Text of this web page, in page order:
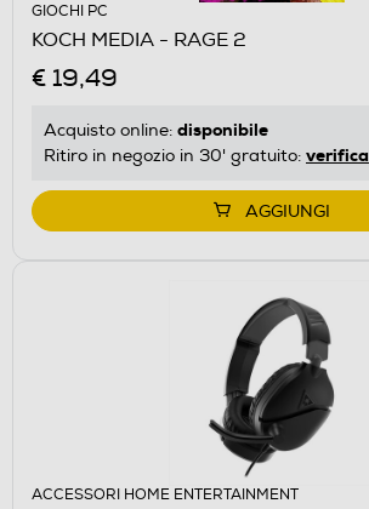
GIOCHI PC
KOCH MEDIA - RAGE 2
€ 19,49
Acquisto online: disponibile
Ritiro in negozio in 30' gratuito: verifica
AGGIUNGI
ACCESSORI HOME ENTERTAINMENT